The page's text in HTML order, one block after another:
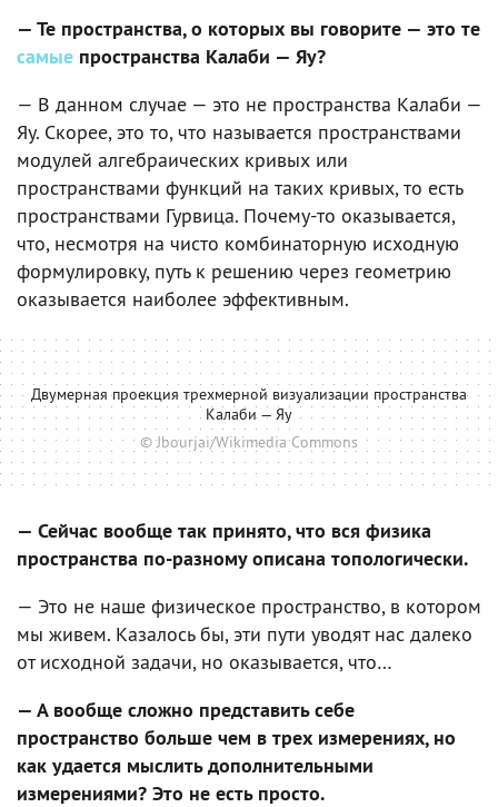
— Те пространства, о которых вы говорите — это те
самые пространства Калаби — Яу?
— В данном случае — это не пространства Калаби —
Яу. Скорее, это то, что называется пространствами
модулей алгебраических кривых или
пространствами функций на таких кривых, то есть
пространствами Гурвица. Почему-то оказывается,
что, несмотря на чисто комбинаторную исходную
формулировку, путь к решению через геометрию
оказывается наиболее эффективным.
Двумерная проекция трехмерной визуализации пространства
Калаби — Яу
© Jbourjai/Wikimedia Commons
— Сейчас вообще так принято, что вся физика
пространства по-разному описана топологически.
— Это не наше физическое пространство, в котором
мы живем. Казалось бы, эти пути уводят нас далеко
от исходной задачи, но оказывается, что…
— А вообще сложно представить себе
пространство больше чем в трех измерениях, но
как удается мыслить дополнительными
измерениями? Это не есть просто.